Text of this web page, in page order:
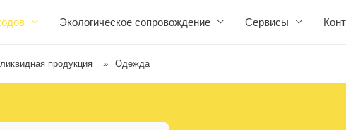
Экологическое сопровождение Сервисы
продукция » Одежда